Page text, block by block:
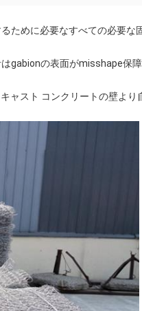
ために必要なすべての必要な
gabionの表面がmisshape保
ャスト コンクリートの壁より